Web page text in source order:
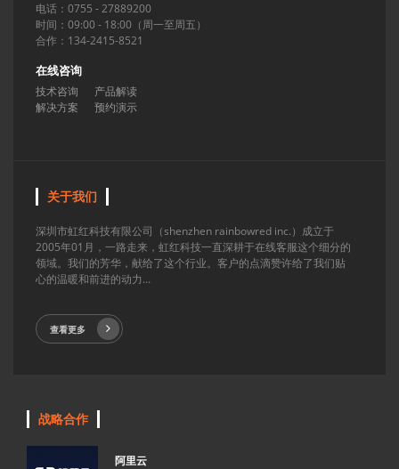
电话：0755 - 27889200
时间：09:00 - 18:00（周一至周五）
合作：134-2415-8521
在线咨询
技术咨询
产品解读
解决方案
预约演示
关于我们
深圳市虹红科技有限公司（shenzhen rainbowred inc.）成立于
2005年01月，一路走来，虹红科技一直深耕于在线客服这个细分的
领域。我们的芳华，献给了这个行业。客户的点滴赞许给了我们贴
心的温暖和前进的动力...
查看更多
战略合作
阿里云